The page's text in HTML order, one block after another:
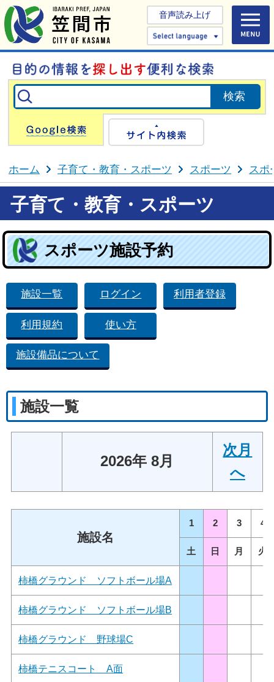
音声読み上げ
Select
Google検索
ホーム 子育て・教育・スポーツ スポーツ スポ
子育て・教育・スポーツ
スポーツ施設予約
施設一覧 ログイン 利用者登録
利用規約 使い方
施設備品について
施設一覧
2026年 8月
次月
へ
施設名
1 2 3 4
土 日 月 火
柿橋グラウンド ソフトボール場A
柿橋グラウンド ソフトボール場B
柿橋グラウンド 野球場C
柿橋テニスコート A面